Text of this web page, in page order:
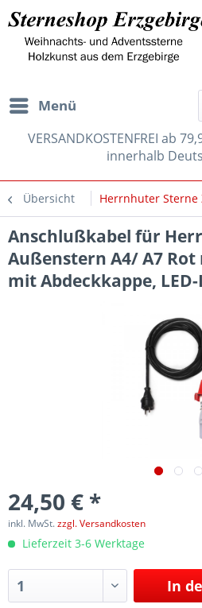
Menü
VERSANDKOSTENFREI ab
innerhalb
Übersicht Herrnhuter Sterne
Anschlußkabel für
Außenstern A4/ A7
mit Abdeckkappe,
24,50 € *
inkl. MwSt.zzgl. Versandkosten
Lieferzeit 3-6 Werktage
In